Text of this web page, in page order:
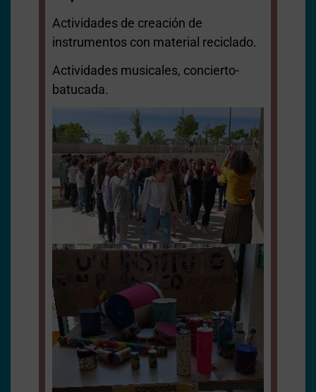
Actividades de creación de
instrumentos con material reciclado.
Actividades musicales, concierto-
batucada.